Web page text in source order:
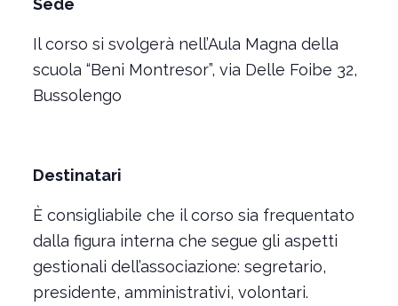
Sede
Il corso si svolgerà nell’Aula Magna della
scuola “Beni Montresor”, via Delle Foibe 32,
Bussolengo
Destinatari
È consigliabile che il corso sia frequentato
dalla figura interna che segue gli aspetti
gestionali dell’associazione: segretario,
presidente, amministrativi, volontari.